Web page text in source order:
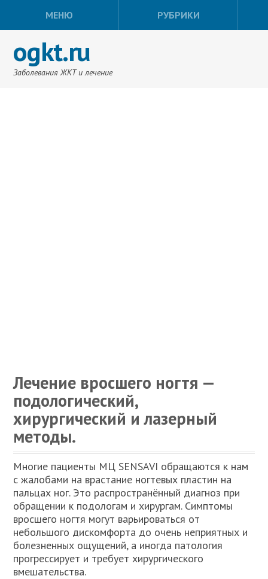
МЕНЮ РУБРИКИ
ogkt.ru
Заболевания ЖКТ и лечение
Лечение вросшего ногтя —
подологический,
хирургический и лазерный
методы.
Многие пациенты МЦ SENSAVI обращаются к нам
с жалобами на врастание ногтевых пластин на
пальцах ног. Это распространённый диагноз при
обращении к подологам и хирургам. Симптомы
вросшего ногтя могут варьироваться от
небольшого дискомфорта до очень неприятных и
болезненных ощущений, а иногда патология
прогрессирует и требует хирургического
вмешательства.